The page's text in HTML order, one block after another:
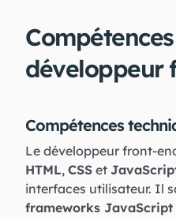
développeur
Compétences
Le développeur front-
HTML, CSS et
interfaces utilisateur. Il
frameworks JavaScript